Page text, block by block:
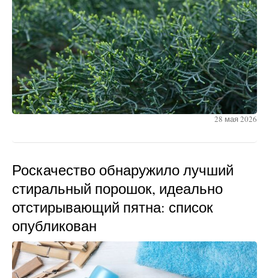
28 мая 2026
Роскачество обнаружило лучший
стиральный порошок, идеально
отстирывающий пятна: список
опубликован